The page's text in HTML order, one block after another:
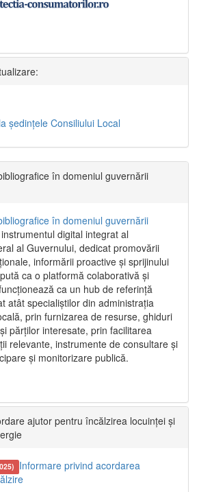
şedinţele Consiliului Local
în domeniul guvernării
în domeniul guvernării
digital integrat al
al Guvernului, dedicat promovării
informării proactive și sprijinului
ca o platformă colaborativă și
ca un hub de referință
atât specialiștilor din administrația
prin furnizarea de resurse, ghiduri
părților interesate, prin facilitarea
relevante, instrumente de consultare și
și monitorizare publică.
ajutor pentru încălzirea locuinței și
Informare privind acordarea